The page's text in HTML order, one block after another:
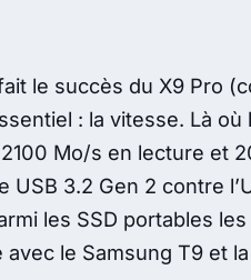
le succès du X9 Pro
: la vitesse. Là où
Mo/s en lecture et
3.2 Gen 2 contre
les SSD portables les
le Samsung T9 et